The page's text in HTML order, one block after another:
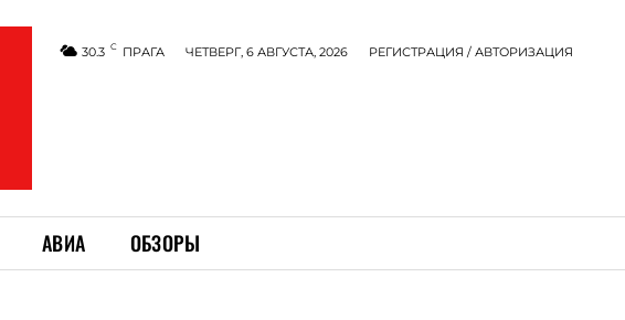
30.3 C ПРАГА ЧЕТВЕРГ, 6 АВГУСТА, 2026 РЕГИСТРАЦИЯ / АВТОРИЗАЦИЯ
АВИА ОБЗОРЫ